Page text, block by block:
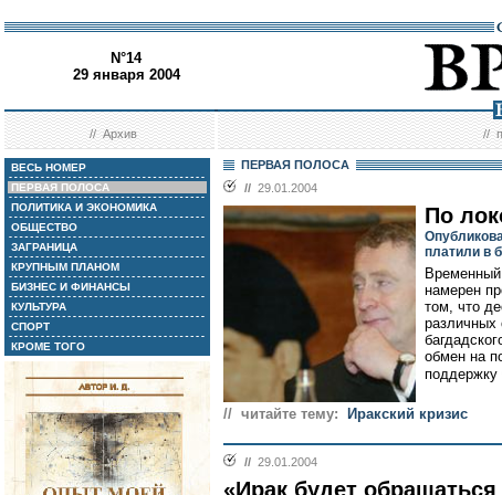
N°14
29 января 2004
//Архив //
ВЕСЬ НОМЕР
ПЕРВАЯ ПОЛОСА
ПОЛИТИКА И ЭКОНОМИКА
ОБЩЕСТВО
ЗАГРАНИЦА
КРУПНЫМ ПЛАНОМ
БИЗНЕС И ФИНАНСЫ
КУЛЬТУРА
СПОРТ
КРОМЕ ТОГО
ПЕРВАЯ ПОЛОСА
// 29.01.2004
По
платили в
намерен
том, что
различных
обмен на
// читайте тему: Иракский кризис
// 29.01.2004
«Ирак будет